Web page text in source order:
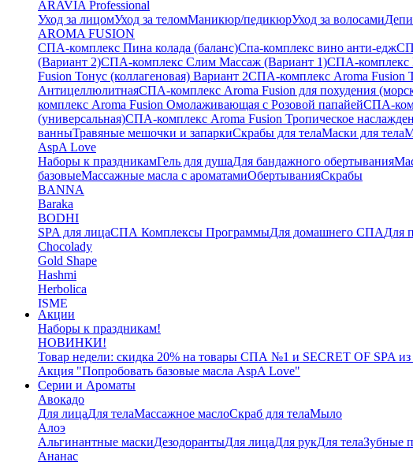
ARAVIA Professional
Уход за лицомУход за теломМаникюр/педикюрУход за волосами
AROMA FUSION
СПА-комплекс Пина колада (баланс)Cпа-комплекс вино анти-едж
(Вариант 2)СПА-комплекс Слим Массаж (Вариант 1)СПА-комплекс
Fusion Тонус (коллагеновая) Вариант 2СПА-комплекс Aroma Fusion
АнтицеллюлитнаяСПА-комплекс Aroma Fusion для похудения
комплекс Aroma Fusion Омолаживающая с Розовой папайейСПА-
(универсальная)СПА-комплекс Aroma Fusion Тропическое
ванныТравяные мешочки и запаркиСкрабы для телаМаски для тела
AspA Love
Наборы к праздникамГель для душаДля бандажного обертывания
базовыеМассажные масла с ароматамиОбертыванияСкрабы
BANNA
Baraka
BODHI
SPA для лицаСПА Комплексы ПрограммыДля домашнего СПАДля
Chocolady
Gold Shape
Hashmi
Herbolica
ISME
Jinda
Juman
Katha
Kelebek
Kokonut
Маски для тела
L'Cosmetics
LAMENATT
NARDA
NEWSKY
Акции
Наборы к праздникам!
НОВИНКИ!
Товар недели: скидка 20% на товары СПА №1 и SECRET OF SPA из
Акция "Попробовать базовые масла AspA Love"
Серии и Ароматы
Авокадо
Для лицаДля телаМассажное маслоСкраб для телаМыло
Алоэ
Альгинантные маскиДезодорантыДля лицаДля рукДля телаЗубные
Ананас